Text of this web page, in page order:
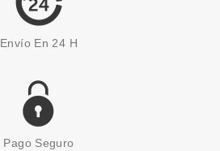
Envío En 24 H
Pago Seguro